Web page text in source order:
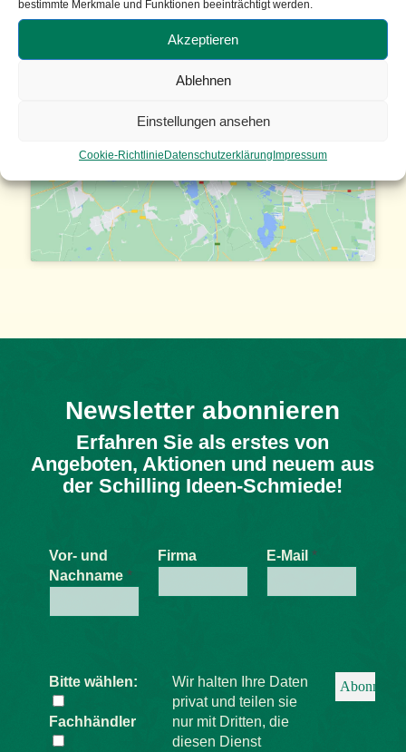
bestimmte Merkmale und Funktionen beeinträchtigt werden.
Akzeptieren
Ablehnen
Einstellungen ansehen
Cookie-Richtlinie Datenschutzerklärung Impressum
Klicken Sie, um Marketing Cookies zu
Newsletter abonnieren
Erfahren Sie als erstes von
Angeboten, Aktionen und neuem aus
der Schilling Ideen-Schmiede!
Vor- und
Nachname *
Firma E-Mail*
Bitte wählen:
Fachhändler
Wir halten Ihre Daten
privat und teilen sie
nur mit Dritten, die
diesen Dienst